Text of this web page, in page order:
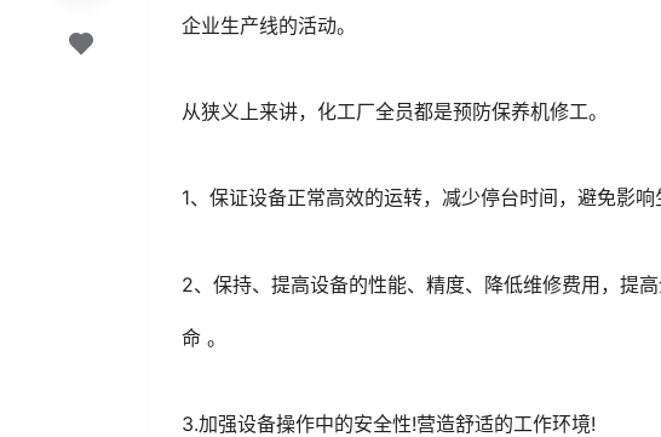
企业生产线的活动。
从狭义上来讲，化工厂全员都是预防保养机修工。
1、保证设备正常高效的运转，减少停台时间，避免影响
2、保持、提高设备的性能、精度、降低维修费用，提
命 。
3.加强设备操作中的安全性!营造舒适的工作环境!